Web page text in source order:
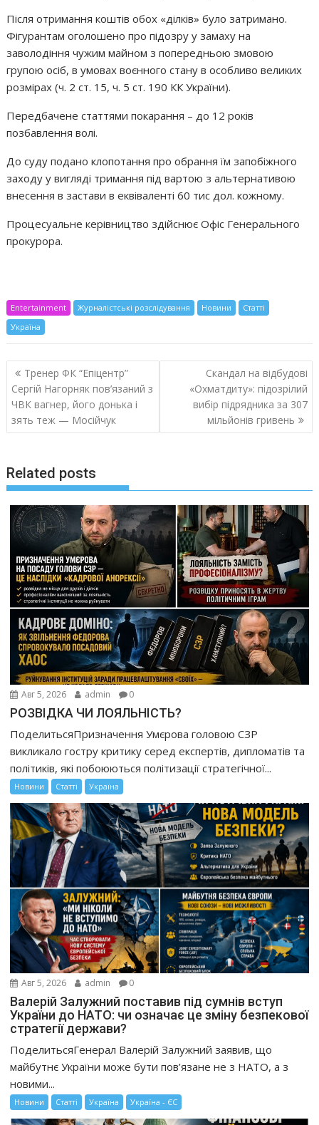
Після отримання коштів обох «ділків» було затримано.
Фігурантам оголошено про підозру у замаху на
заволодіння чужим майном з попередньою змовою
групою осіб, в умовах воєнного стану в особливо великих
розмірах (ч. 2 ст. 15, ч. 5 ст. 190 КК України).
Передбачене статтями покарання – до 12 років
позбавлення волі.
До суду подано клопотання про обрання їм запобіжного
заходу у вигляді тримання під вартою з альтернативою
внесення в застави в еквіваленті 60 тис дол. кожному.
Процесуальне керівництво здійснює Офіс Генерального
прокурора.
Entertainment Журналістські розслідування Новини
Статті
Україна
Навигация
по
записям
Тренер ФК “Епіцентр”
Сергій Нагорняк пов’язаний з
ЧВК вагнер, його донька і
зять теж — Мосійчук
Скандал на відбудові
«Охматдиту»: підозрілий
вибір підрядника за 307
мільйонів гривень
Related posts
Авг 5, 2026 admin 0
РОЗВІДКА ЧИ ЛОЯЛЬНІСТЬ?
ПоделитьсяПризначення Умєрова головою СЗР
викликало гостру критику серед експертів, дипломатів та
політиків, які побоюються політизації стратегічної...
Новини Статті Україна
Авг 5, 2026 admin 0
Валерій Залужний поставив під сумнів вступ
України до НАТО: чи означає це зміну безпекової
стратегії держави?
ПоделитьсяГенерал Валерій Залужний заявив, що
майбутнє України може бути пов’язане не з НАТО, а з
новими...
Новини Статті Україна Україна - ЄС